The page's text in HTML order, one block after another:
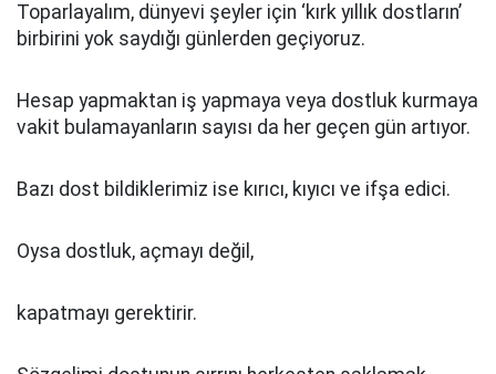
Toparlayalım, dünyevi şeyler için ‘kırk yıllık dostların’
birbirini yok saydığı günlerden geçiyoruz.
Hesap yapmaktan iş yapmaya veya dostluk kurmaya
vakit bulamayanların sayısı da her geçen gün artıyor.
Bazı dost bildiklerimiz ise kırıcı, kıyıcı ve ifşa edici.
Oysa dostluk, açmayı değil,
kapatmayı gerektirir.